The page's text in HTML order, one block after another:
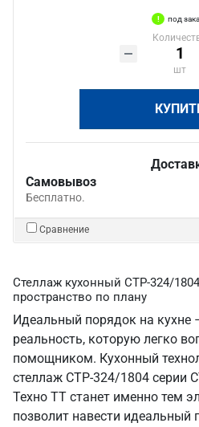
под
шт
Самовывоз
Бесплатно.
Сравнение
Стеллаж кухонный СТР-324/
пространство по плану
Идеальный порядок на кухне
реальность, которую легко
помощником. Кухонный
стеллаж СТР-324/1804 серии
Техно ТТ станет именно тем
позволит навести идеальный